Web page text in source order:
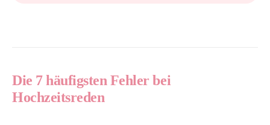
Die 7 häufigsten Fehler bei
Hochzeitsreden